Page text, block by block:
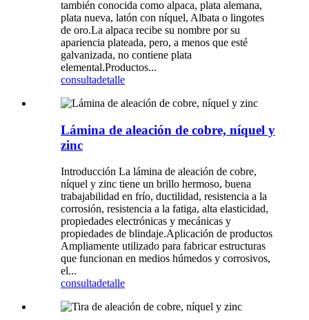
también conocida como alpaca, plata alemana,
plata nueva, latón con níquel, Albata o lingotes
de oro.La alpaca recibe su nombre por su
apariencia plateada, pero, a menos que esté
galvanizada, no contiene plata
elemental.Productos...
consultadetalle
Lámina de aleación de cobre, níquel y
zinc
Introducción La lámina de aleación de cobre,
níquel y zinc tiene un brillo hermoso, buena
trabajabilidad en frío, ductilidad, resistencia a la
corrosión, resistencia a la fatiga, alta elasticidad,
propiedades electrónicas y mecánicas y
propiedades de blindaje.Aplicación de productos
Ampliamente utilizado para fabricar estructuras
que funcionan en medios húmedos y corrosivos,
el...
consultadetalle